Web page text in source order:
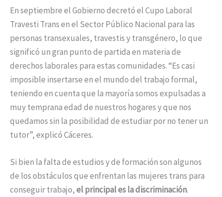
En septiembre el Gobierno decretó el Cupo Laboral
Travesti Trans en el Sector Público Nacional para las
personas transexuales, travestis y transgénero, lo que
significó un gran punto de partida en materia de
derechos laborales para estas comunidades. “Es casi
imposible insertarse en el mundo del trabajo formal,
teniendo en cuenta que la mayoría somos expulsadas a
muy temprana edad de nuestros hogares y que nos
quedamos sin la posibilidad de estudiar por no tener un
tutor”, explicó Cáceres.
Si bien la falta de estudios y de formación son algunos
de los obstáculos que enfrentan las mujeres trans para
conseguir trabajo,el principal es la discriminación.